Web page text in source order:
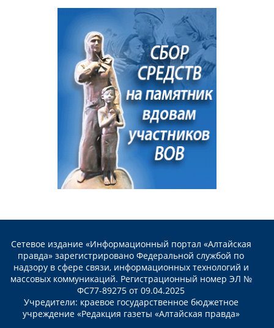
Сетевое издание «Информационный портал «Алтайская
правда» зарегистрировано Федеральной службой по
надзору в сфере связи, информационных технологий и
массовых коммуникаций. Регистрационный номер ЭЛ №
ФС77-89275 от 09.04.2025
Учредители: краевое государственное бюджетное
учреждение «Редакция газеты «Алтайская правда»